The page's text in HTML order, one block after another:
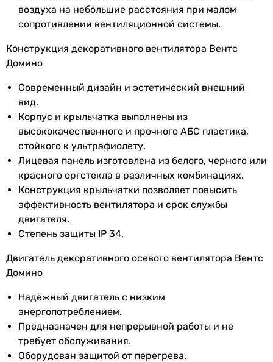
температура
перемещаемого
Количество
скоростей
Покрытие
Производство Украина
Электропитание 230 В
Номинальный
ток
0.13 А
Частота тока 50 Гц, 60 Гц
Класс защиты IP34
EAN 4824032126608
Физические характеристики
воздуха на небольшие расстояния при малом
сопротивлении вентиляционной системы.
Конструкция декоративного вентилятора Вентс
Домино
Современный дизайн и эстетический внешний
вид.
Корпус и крыльчатка выполнены из
высококачественного и прочного АБС пластика,
стойкого к ультрафиолету.
Лицевая панель изготовлена из белого, черного или
красного оргстекла в различных комбинациях.
Конструкция крыльчатки позволяет повысить
эффективность вентилятора и срок службы
двигателя.
Степень защиты IP 34.
Двигатель декоративного осевого вентилятора Вентс
Домино
Надёжный двигатель с низким
энергопотреблением.
Предназначен для непрерывной работы и не
требует обслуживания.
Оборудован защитой от перегрева.